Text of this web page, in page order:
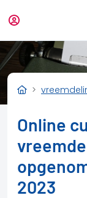
Online
2023